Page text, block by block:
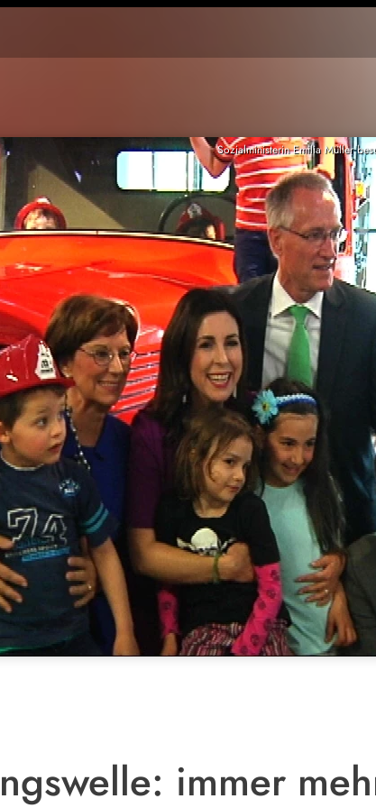
Sozialministerin Emilia Müller
immer